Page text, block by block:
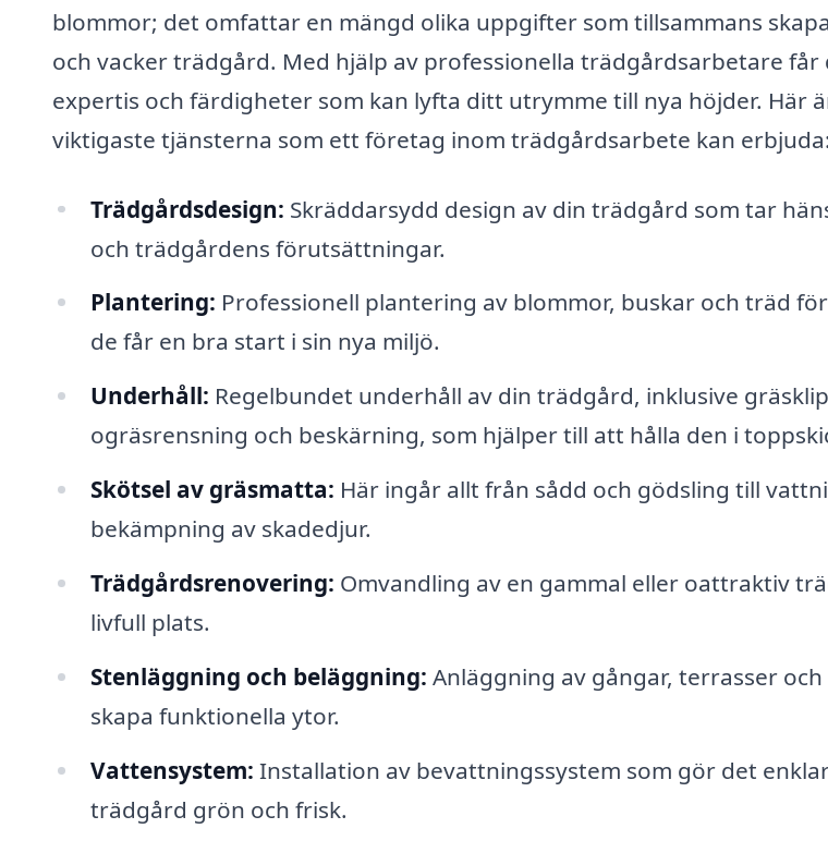
blommor; det omfattar en mängd olika uppgifter som tillsammans
och vacker trädgård. Med hjälp av professionella trädgårdsarbetare
expertis och färdigheter som kan lyfta ditt utrymme till nya höjder. Här
viktigaste tjänsterna som ett företag inom trädgårdsarbete kan erbjuda:
Trädgårdsdesign: Skräddarsydd design av din trädgård som tar
och trädgårdens förutsättningar.
Plantering: Professionell plantering av blommor, buskar och träd
de får en bra start i sin nya miljö.
Underhåll: Regelbundet underhåll av din trädgård, inklusive
ogräsrensning och beskärning, som hjälper till att hålla den i
Skötsel av gräsmatta: Här ingår allt från sådd och gödsling till
bekämpning av skadedjur.
Trädgårdsrenovering: Omvandling av en gammal eller oattraktiv
livfull plats.
Stenläggning och beläggning: Anläggning av gångar, terrasser
skapa funktionella ytor.
Vattensystem: Installation av bevattningssystem som gör det
trädgård grön och frisk.